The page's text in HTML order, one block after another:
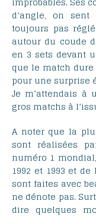
d’angle, on
toujours pas
autour du coude
en 3 sets devant
que le match
pour une surprise
Je m’attendais à
gros matchs à
A noter que la
sont réalisées
numéro 1
1992 et 1993 et
sont faites avec
ne dénote pas.
dire quelques